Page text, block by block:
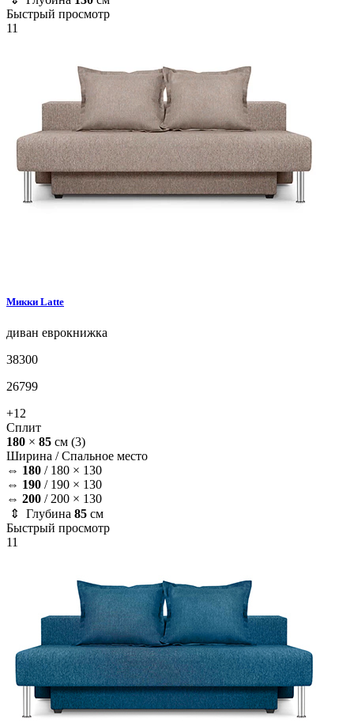
Быстрый просмотр
11
Микки Latte
диван еврокнижка
38300
26799
+12
Сплит
180 × 85 см (3)
Ширина /Спальное место
⇔ 180 / 180 × 130
⇔ 190 / 190 × 130
⇔ 200 / 200 × 130
⇕ Глубина 85 см
Быстрый просмотр
11